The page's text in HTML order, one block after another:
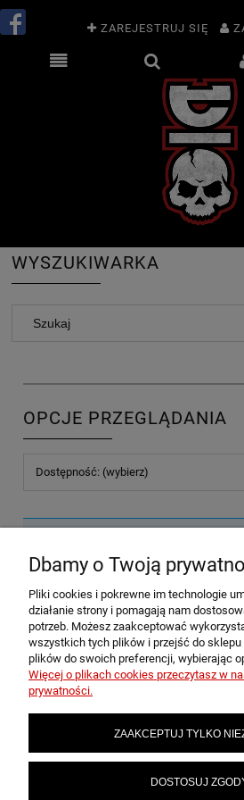
ZAREJESTRUJ SIĘ
WYSZUKIWARKA
OPCJE PRZEGLĄDANIA
Dostępność: (wybierz)
POMOC
MOJE KONTO
INFORMACJE
Dbamy o Twoją
Pliki cookies i pokrewne im technologie
działanie strony i pomagają nam
potrzeb. Możesz zaakceptować
wszystkich tych plików i przejść do
plików do swoich preferencji, wybierając
Więcej o plikach cookies przeczytasz w
prywatności.
ZAAKCEPTUJ TYLKO
DOSTOSUJ